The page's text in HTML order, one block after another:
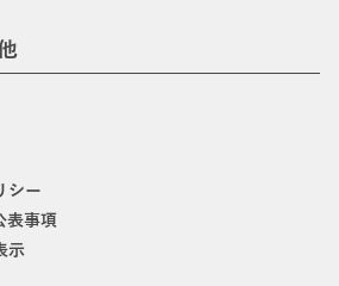
シー
表事項
示